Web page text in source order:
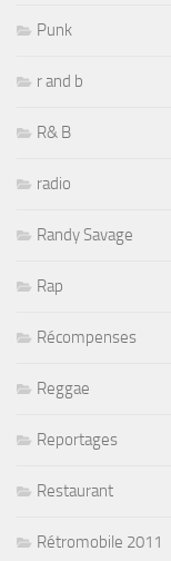
Punk
r and b
R& B
radio
Randy Savage
Rap
Récompenses
Reggae
Reportages
Restaurant
Rétromobile 2011